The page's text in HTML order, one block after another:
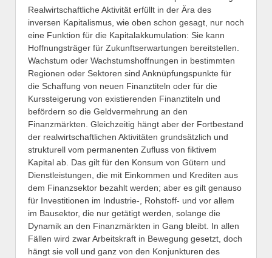
Realwirtschaftliche Aktivität erfüllt in der Ära des
inversen Kapitalismus, wie oben schon gesagt, nur noch
eine Funktion für die Kapitalakkumulation: Sie kann
Hoffnungsträger für Zukunftserwartungen bereitstellen.
Wachstum oder Wachstumshoffnungen in bestimmten
Regionen oder Sektoren sind Anknüpfungspunkte für
die Schaffung von neuen Finanztiteln oder für die
Kurssteigerung von existierenden Finanztiteln und
befördern so die Geldvermehrung an den
Finanzmärkten. Gleichzeitig hängt aber der Fortbestand
der realwirtschaftlichen Aktivitäten grundsätzlich und
strukturell vom permanenten Zufluss von fiktivem
Kapital ab. Das gilt für den Konsum von Gütern und
Dienstleistungen, die mit Einkommen und Krediten aus
dem Finanzsektor bezahlt werden; aber es gilt genauso
für Investitionen im Industrie-, Rohstoff- und vor allem
im Bausektor, die nur getätigt werden, solange die
Dynamik an den Finanzmärkten in Gang bleibt. In allen
Fällen wird zwar Arbeitskraft in Bewegung gesetzt, doch
hängt sie voll und ganz von den Konjunkturen des